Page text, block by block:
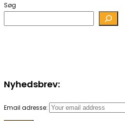
Søg
Nyhedsbrev:
Email adresse: